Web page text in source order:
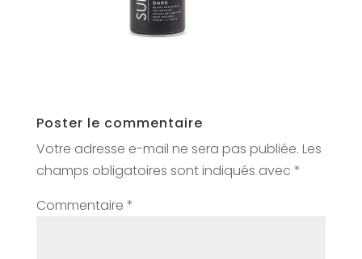
Poster le commentaire
Votre adresse e-mail ne sera pas publiée. Les
champs obligatoires sont indiqués avec *
Commentaire *